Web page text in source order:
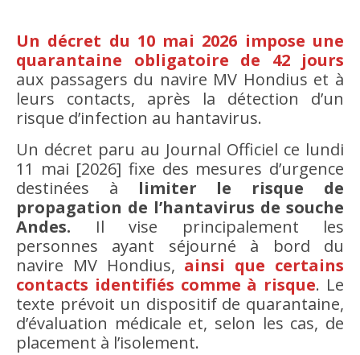
Un décret du 10 mai 2026 impose une
quarantaine obligatoire de 42 jours
aux passagers du navire MV Hondius et à
leurs contacts, après la détection d’un
risque d’infection au hantavirus.
Un décret paru au Journal Officiel ce lundi
11 mai [2026] fixe des mesures d’urgence
destinées à limiter le risque de
propagation de l’hantavirus de souche
Andes. Il vise principalement les
personnes ayant séjourné à bord du
navire MV Hondius, ainsi que certains
contacts identifiés comme à risque. Le
texte prévoit un dispositif de quarantaine,
d’évaluation médicale et, selon les cas, de
placement à l’isolement.